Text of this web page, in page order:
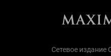
Сетевое издание